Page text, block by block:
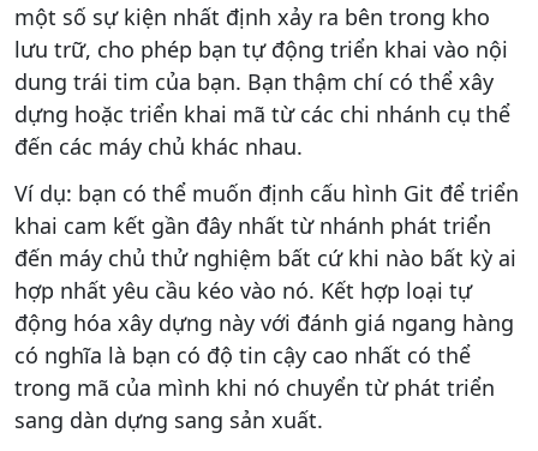
một số sự kiện nhất định xảy ra bên trong kho
lưu trữ, cho phép bạn tự động triển khai vào nội
dung trái tim của bạn. Bạn thậm chí có thể xây
dựng hoặc triển khai mã từ các chi nhánh cụ thể
đến các máy chủ khác nhau.
Ví dụ: bạn có thể muốn định cấu hình Git để triển
khai cam kết gần đây nhất từ ​​nhánh phát triển
đến máy chủ thử nghiệm bất cứ khi nào bất kỳ ai
hợp nhất yêu cầu kéo vào nó. Kết hợp loại tự
động hóa xây dựng này với đánh giá ngang hàng
có nghĩa là bạn có độ tin cậy cao nhất có thể
trong mã của mình khi nó chuyển từ phát triển
sang dàn dựng sang sản xuất.